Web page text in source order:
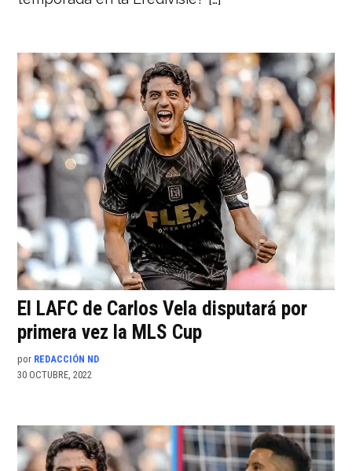
El LAFC de Carlos Vela disputará por
primera vez la MLS Cup
por REDACCIÓN ND
30 OCTUBRE, 2022